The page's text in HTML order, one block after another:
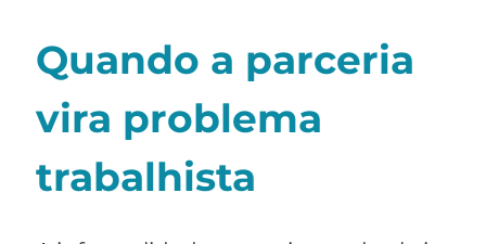
Quando a parceria
vira problema
trabalhista